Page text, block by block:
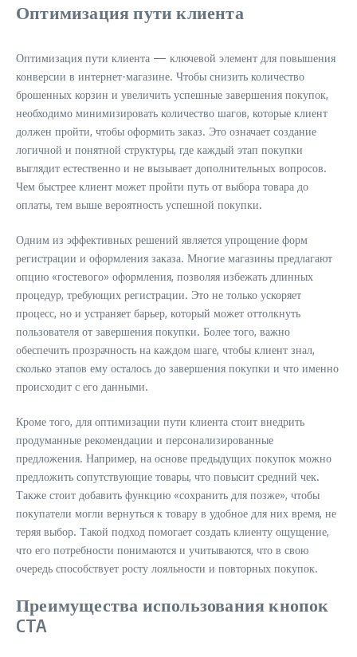
Оптимизация пути клиента
Оптимизация пути клиента — ключевой элемент для повышения
конверсии в интернет-магазине. Чтобы снизить количество
брошенных корзин и увеличить успешные завершения покупок,
необходимо минимизировать количество шагов, которые клиент
должен пройти, чтобы оформить заказ. Это означает создание
логичной и понятной структуры, где каждый этап покупки
выглядит естественно и не вызывает дополнительных вопросов.
Чем быстрее клиент может пройти путь от выбора товара до
оплаты, тем выше вероятность успешной покупки.
Одним из эффективных решений является упрощение форм
регистрации и оформления заказа. Многие магазины предлагают
опцию «гостевого» оформления, позволяя избежать длинных
процедур, требующих регистрации. Это не только ускоряет
процесс, но и устраняет барьер, который может оттолкнуть
пользователя от завершения покупки. Более того, важно
обеспечить прозрачность на каждом шаге, чтобы клиент знал,
сколько этапов ему осталось до завершения покупки и что именно
происходит с его данными.
Кроме того, для оптимизации пути клиента стоит внедрить
продуманные рекомендации и персонализированные
предложения. Например, на основе предыдущих покупок можно
предложить сопутствующие товары, что повысит средний чек.
Также стоит добавить функцию «сохранить для позже», чтобы
покупатели могли вернуться к товару в удобное для них время, не
теряя выбор. Такой подход помогает создать клиенту ощущение,
что его потребности понимаются и учитываются, что в свою
очередь способствует росту лояльности и повторных покупок.
Преимущества использования кнопок
CTA